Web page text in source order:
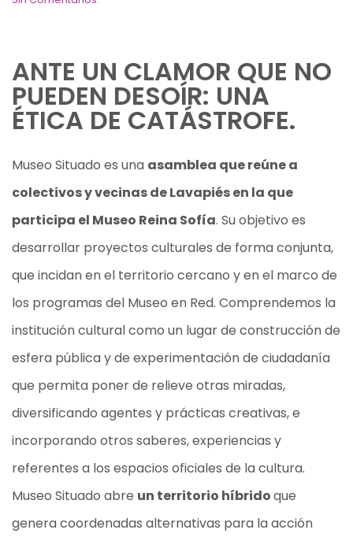
ANTE UN CLAMOR QUE NO
PUEDEN DESOÍR: UNA
ÉTICA DE CATÁSTROFE.
Museo Situado es una asamblea que reúne a
colectivos y vecinas de Lavapiés en la que
participa el Museo Reina Sofía. Su objetivo es
desarrollar proyectos culturales de forma conjunta,
que incidan en el territorio cercano y en el marco de
los programas del Museo en Red. Comprendemos la
institución cultural como un lugar de construcción de
esfera pública y de experimentación de ciudadanía
que permita poner de relieve otras miradas,
diversificando agentes y prácticas creativas, e
incorporando otros saberes, experiencias y
referentes a los espacios oficiales de la cultura.
Museo Situado abre un territorio híbridoque
genera coordenadas alternativas para la acción